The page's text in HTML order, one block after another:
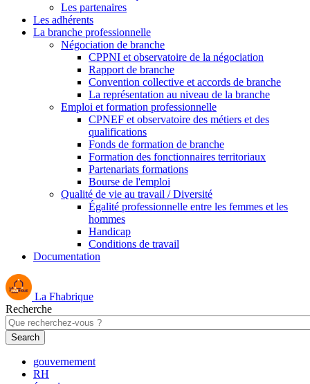
Les partenaires
Les adhérents
La branche professionnelle
Négociation de branche
CPPNI et observatoire de la négociation
Rapport de branche
Convention collective et accords de branche
La représentation au niveau de la branche
Emploi et formation professionnelle
CPNEF et observatoire des métiers et des
qualifications
Fonds de formation de branche
Formation des fonctionnaires territoriaux
Partenariats formations
Bourse de l'emploi
Qualité de vie au travail / Diversité
Égalité professionnelle entre les femmes et les
hommes
Handicap
Conditions de travail
Documentation
La Fhabrique
Recherche
gouvernement
RH